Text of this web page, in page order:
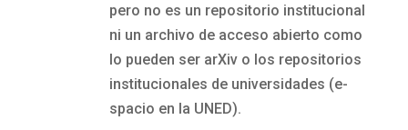
pero no es un repositorio institucional
ni un archivo de acceso abierto como
lo pueden ser arXiv o los repositorios
institucionales de universidades (e-
spacio en la UNED).